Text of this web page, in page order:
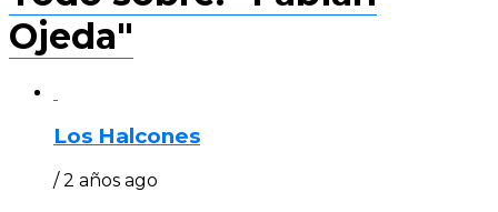
Ojeda"
Los Halcones
/ 2 años ago